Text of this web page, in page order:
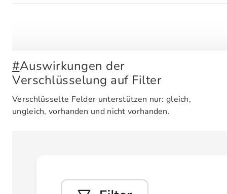
#Auswirkungen der
Verschlüsselung auf Filter
Verschlüsselte Felder unterstützen nur: gleich,
ungleich, vorhanden und nicht vorhanden.